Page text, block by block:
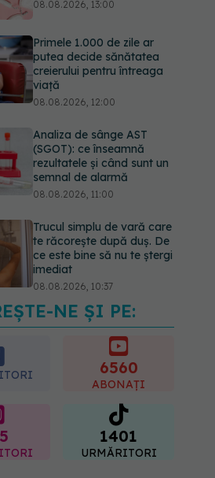
08.08.2026, 13:00
Primele 1.000 de zile ar
putea decide sănătatea
creierului pentru întreaga
viață
08.08.2026, 12:00
Analiza de sânge AST
(SGOT): ce înseamnă
rezultatele și când sunt un
semnal de alarmă
08.08.2026, 11:00
Trucul simplu de vară care
te răcorește după duș. De
ce este bine să nu te ștergi
imediat
08.08.2026, 10:37
Bacteria din intestin care a
crescut forța musculară cu
08.08.2026, 14:00
NE ȘI PE:
6560
ABONAȚI
1401
URMĂRITORI